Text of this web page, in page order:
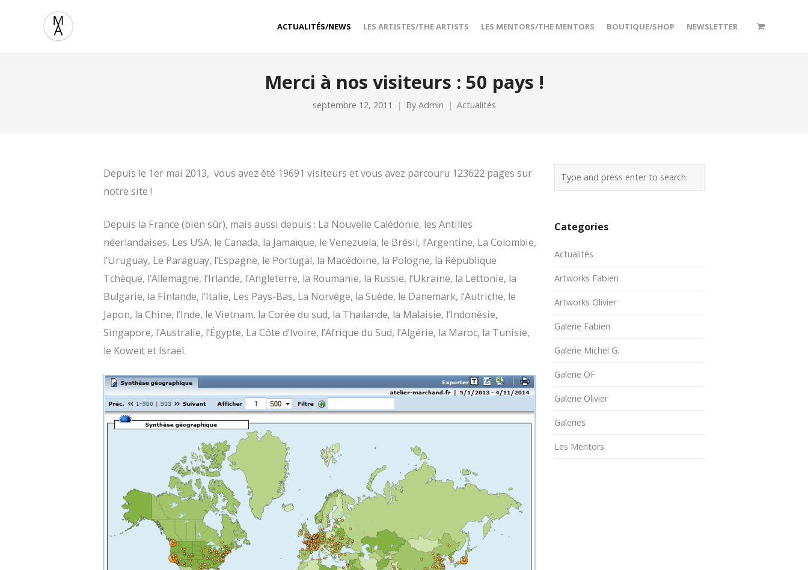
ACTUALITÉS/NEWS LES ARTISTES/THE ARTISTS LES MENTORS/THE MENTORS BOUTIQUE/SHOP NEWSLETTER
Merci à nos visiteurs : 50 pays !
septembre 12, 2011 By Admin Actualités
Depuis le 1er mai 2013, vous avez été 19691 visiteurs et vous avez parcouru 123622 pages sur
notre site !
Depuis la France (bien sûr), mais aussi depuis : La Nouvelle Calédonie, les Antilles
néerlandaises, Les USA, le Canada, la Jamaïque, le Venezuela, le Brésil, l’Argentine, La Colombie,
l’Uruguay, Le Paraguay, l’Espagne, le Portugal, la Macédoine, la Pologne, la République
Tchèque, l’Allemagne, l’Irlande, l’Angleterre, la Roumanie, la Russie, l’Ukraine, la Lettonie, la
Bulgarie, la Finlande, l’Italie, Les Pays-Bas, La Norvège, la Suède, le Danemark, l’Autriche, le
Japon, la Chine, l’Inde, le Vietnam, la Corée du sud, la Thaïlande, la Malaisie, l’Indonésie,
Singapore, l’Australie, l’Égypte, La Côte d’Ivoire, l’Afrique du Sud, l’Algérie, la Maroc, la Tunisie,
le Koweït et Israël.
Categories
Actualités
Artworks Fabien
Artworks Olivier
Galerie Fabien
Galerie Michel G.
Galerie OF
Galerie Olivier
Galeries
Les Mentors